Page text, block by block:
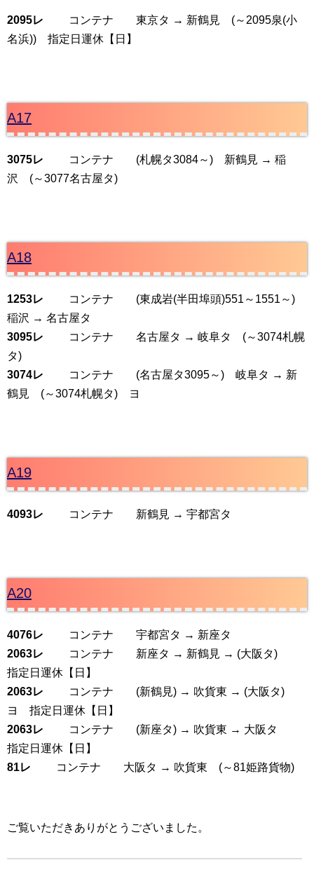
2095レ コンテナ 東京タ → 新鶴見 (～2095泉(小
名浜)) 指定日運休【日】
A17
3075レ コンテナ (札幌タ3084～) 新鶴見 → 稲
沢 (～3077名古屋タ)
A18
1253レ コンテナ (東成岩(半田埠頭)551～1551～)
稲沢 → 名古屋タ
3095レ コンテナ 名古屋タ → 岐阜タ (～3074札幌
タ)
3074レ コンテナ (名古屋タ3095～) 岐阜タ → 新
鶴見 (～3074札幌タ) ヨ
A19
4093レ コンテナ 新鶴見 → 宇都宮タ
A20
4076レ コンテナ 宇都宮タ → 新座タ
2063レ コンテナ 新座タ → 新鶴見 → (大阪タ)
指定日運休【日】
2063レ コンテナ (新鶴見) → 吹貨東 → (大阪タ)
ヨ 指定日運休【日】
2063レ コンテナ (新座タ) → 吹貨東 → 大阪タ
指定日運休【日】
81レ コンテナ 大阪タ → 吹貨東 (～81姫路貨物)
ご覧いただきありがとうございました。